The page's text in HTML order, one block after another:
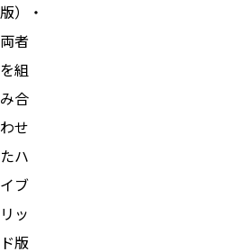
版）・
両者
を組
み合
わせ
たハ
イブ
リッ
ド版